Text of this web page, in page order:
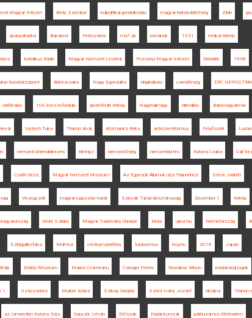
Magyar Intézet Bódy Zsombor külpolitikai gondolkodás magyar békeküldöttség Zilah
spanyolnátha Bukarest Petrozsény ma7.sk románok 1921 etnikai térkép
Katolikus Rádió Magyar Nemzeti Levéltár Pozsonyi Magyar Intézet Délvidék 1938
Kutatóközpont Békéscsaba Nagy Egyesülés világháború csendőrség ERC
ratifikálás 100 éves évforduló georeferált térkép Nagyhalmágy ellenállás Balassagyarmat
Vojtech Tuka Trianon árvái Krizmanics Réka antiszemitizmus Felsőszék
nemzeti önrendelkezés életrajz nemzetőrség nemzetépítés Katona Csaba Call for
Csáth Géza Magyar Nemzeti Múzeum Az Egyesült Államok útja Trianonhoz Steve Jobbitt
Vix-jegyzék magyar-jugoszláv határ Szlovák Tanácsköztársaság December 1 térkép
Mohr Szilárd Magyar Tudomány Ünnepe Déda ujkor.hu Németország
Szilágyillésfalva Múlt-kor centrum-periféria turanizmus hvg.hu 2018 Japán
Erdélyi Múzeum Marius Cosmeanu Csenger Ferenc Woodrow Wilson kisebbségi jogok
1. Szászsebes Murber Ibolya Szilvay Gergely Szent-Ivány József Ukrajna Trianon
az Ismeretlen Katona Sírja Gaucsík István Erőszak Kádár-korszak párhuzamos történelem